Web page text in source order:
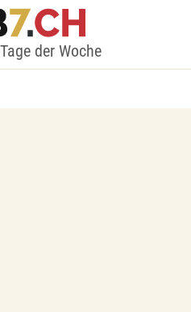
der Woche